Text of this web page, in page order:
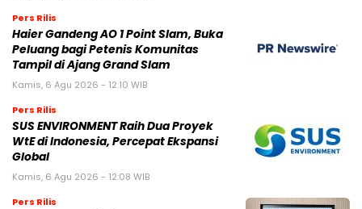
Pers Rilis
Haier Gandeng AO 1 Point Slam, Buka
Peluang bagi Petenis Komunitas
Tampil di Ajang Grand Slam
Kamis, 6 Agu 2026 - 12:10 WIB
Pers Rilis
SUS ENVIRONMENT Raih Dua Proyek
WtE di Indonesia, Percepat Ekspansi
Global
Kamis, 6 Agu 2026 - 12:08 WIB
Pers Rilis